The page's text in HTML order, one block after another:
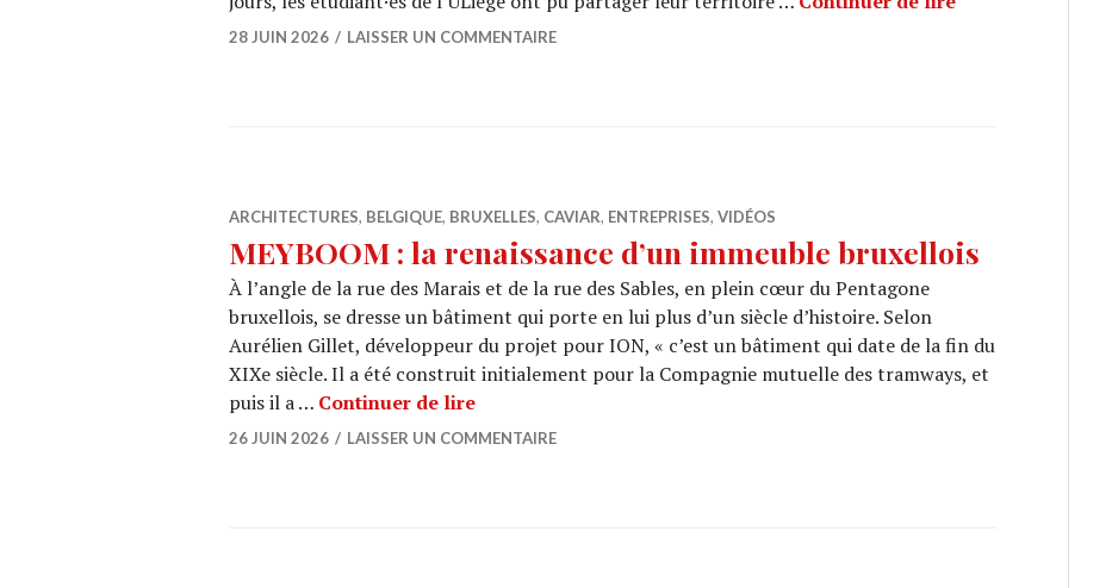
28 JUIN 2026 LAISSER UN COMMENTAIRE
ARCHITECTURES, BELGIQUE, BRUXELLES, CAVIAR, ENTREPRISES, VIDÉOS
MEYBOOM : la renaissance d’un immeuble bruxellois
À l’angle de la rue des Marais et de la rue des Sables, en plein cœur du Pentagone
bruxellois, se dresse un bâtiment qui porte en lui plus d’un siècle d’histoire. Selon
Aurélien Gillet, développeur du projet pour ION, « c’est un bâtiment qui date de la fin du
XIXe siècle. Il a été construit initialement pour la Compagnie mutuelle des tramways, et
puis il a … Continuer de lireMEYBOOM : la renaissance d’un immeuble bruxellois
26 JUIN 2026 LAISSER UN COMMENTAIRE